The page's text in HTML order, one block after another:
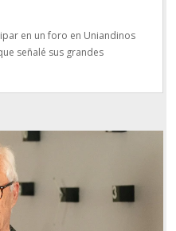
en un foro en Uniandinos
señalé sus grandes